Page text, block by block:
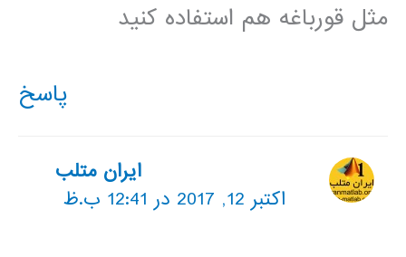
مثل قورباغه هم استفاده کنید
پاسخ
ایران متلب
اکتبر 12, 2017 در 12:41 ب.ظ